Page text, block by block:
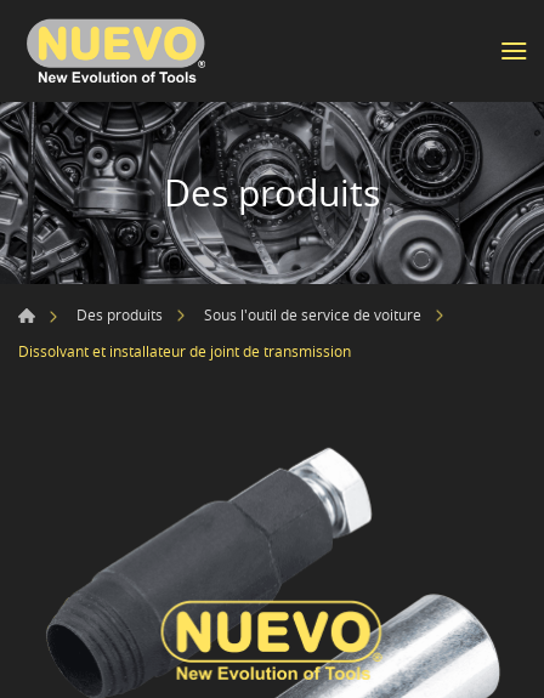
Des produits
Des produits
Sous l'outil de service de voiture
Dissolvant et installateur de joint de transmission